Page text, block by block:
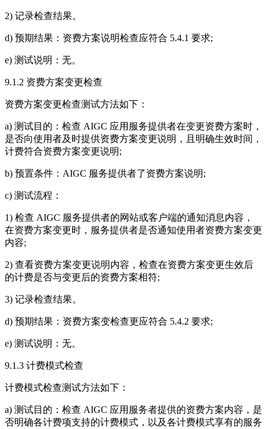
2) 记录检查结果。
d) 预期结果：资费方案说明检查应符合 5.4.1 要求;
e) 测试说明：无。
9.1.2 资费方案变更检查
资费方案变更检查测试方法如下：
a) 测试目的：检查 AIGC 应用服务提供者在变更资费方案时，
是否向使用者及时提供资费方案变更说明，且明确生效时间，
计费符合资费方案变更说明;
b) 预置条件：AIGC 服务提供者了资费方案说明;
c) 测试流程：
1) 检查 AIGC 服务提供者的网站或客户端的通知消息内容，
在资费方案变更时，服务提供者是否通知使用者资费方案变更
内容;
2) 查看资费方案变更说明内容，检查在资费方案变更生效后
的计费是否与变更后的资费方案相符;
3) 记录检查结果。
d) 预期结果：资费方案变检查更应符合 5.4.2 要求;
e) 测试说明：无。
9.1.3 计费模式检查
计费模式检查测试方法如下：
a) 测试目的：检查 AIGC 应用服务者提供的资费方案内容，是
否明确各计费项支持的计费模式，以及各计费模式享有的服务